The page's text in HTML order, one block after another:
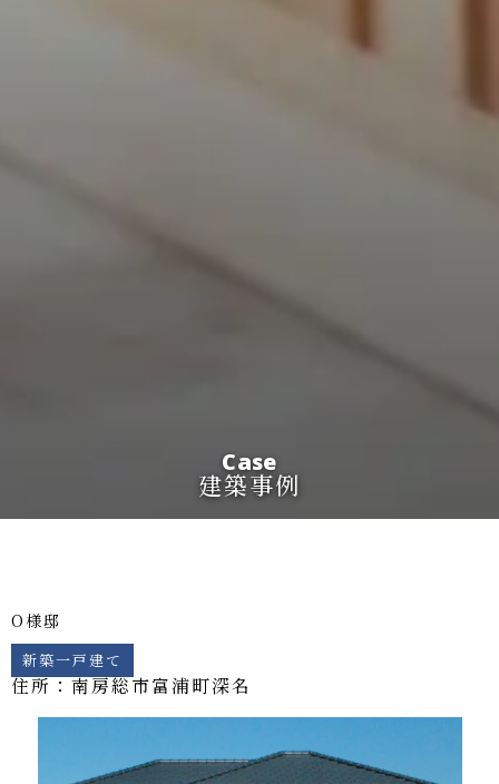
Case
建築事例
O様邸
新築一戸建て
住所：南房総市富浦町深名